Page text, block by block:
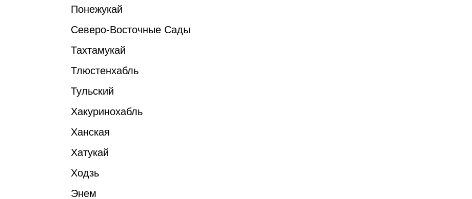
Понежукай
Северо-Восточные Сады
Тахтамукай
Тлюстенхабль
Тульский
Хакуринохабль
Ханская
Хатукай
Ходзь
Энем